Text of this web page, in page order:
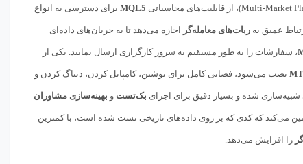
MQL5 برای دسترسی به انواع
عمیق بهربات‌های معامله‌گر اجازه می‌دهد تا به جریان‌های داده‌ای
، سفارشات را به طور مستقیم به سرور کارگزاری ارسال نمایند. یکی از
نصب می‌شود، فضایی کامل برای نوشتن، کامپایل کردن، دیباگ کردن و
شده و بسیار دقیق برای اجرای بک‌تست و بهینه‌سازی مشاوران
می‌کند که کدی که بر روی داده‌های تاریخی تست شده است، با کمترین
را افزایش می‌دهد.